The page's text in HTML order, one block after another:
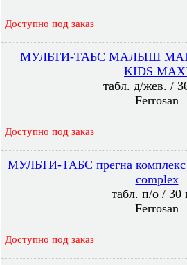
Доступно под заказ
МУЛЬТИ-ТАБС МАЛЫШ
KIDS
табл. д/жев. /
Ferrosan
Доступно под заказ
МУЛЬТИ-ТАБС прегна
complex
табл. п/о / 30
Ferrosan
Доступно под заказ